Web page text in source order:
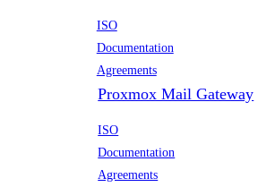
ISO
Documentation
Agreements
Proxmox Mail Gateway
ISO
Documentation
Agreements